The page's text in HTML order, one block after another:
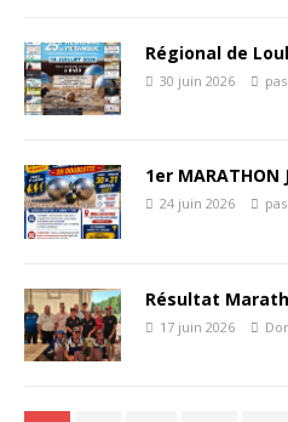
Régional de
30 juin 2026
1er MARATHON
24 juin 2026
Résultat
17 juin 2026